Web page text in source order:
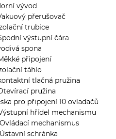
vývod
přerušovač
trubice
výstupní čára
spona
připojení
táhlo
tlačná pružina
pružina
pro připojení 10 ovladačů
Výstupní hřídel mechanismu
Ovládací mechanismus
schránka